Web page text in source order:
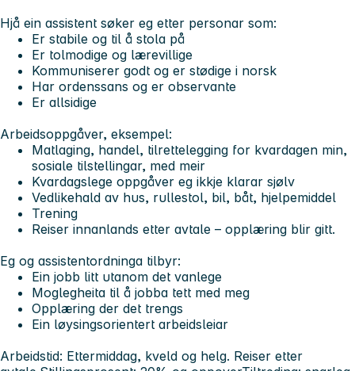
Hjå ein assistent søker eg etter personar som:
Er stabile og til å stola på
Er tolmodige og lærevillige
Kommuniserer godt og er stødige i norsk
Har ordenssans og er observante
Er allsidige
Arbeidsoppgåver, eksempel:
Matlaging, handel, tilrettelegging for kvardagen min,
sosiale tilstellingar, med meir
Kvardagslege oppgåver eg ikkje klarar sjølv
Vedlikehald av hus, rullestol, bil, båt, hjelpemiddel
Trening
Reiser innanlands etter avtale – opplæring blir gitt.
Eg og assistentordninga tilbyr:
Ein jobb litt utanom det vanlege
Moglegheita til å jobba tett med meg
Opplæring der det trengs
Ein løysingsorientert arbeidsleiar
Arbeidstid: Ettermiddag, kveld og helg. Reiser etter